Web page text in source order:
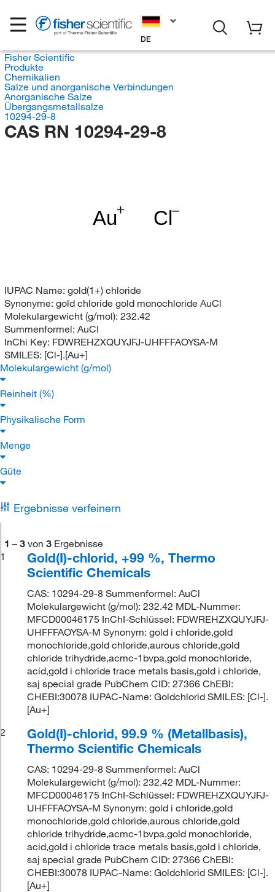
DE
Fisher Scientific
Produkte
Chemikalien
Salze und anorganische Verbindungen
Anorganische Salze
Übergangsmetallsalze
10294-29-8
CAS RN 10294-29-8
Cl
Au
IUPAC Name: gold(1+) chloride
Synonyme: gold chloride gold monochloride AuCl
Molekulargewicht (g/mol): 232.42
Summenformel: AuCl
InChi Key: FDWREHZXQUYJFJ-UHFFFAOYSA-M
SMILES: [Cl-].[Au+]
Molekulargewicht (g/mol)
Reinheit (%)
Physikalische Form
Menge
Güte
Ergebnisse verfeinern
1 – 3 von 3 Ergebnisse
1
Gold(I)-chlorid, +99 %, Thermo
Scientific Chemicals
CAS: 10294-29-8 Summenformel: AuCl
Molekulargewicht (g/mol): 232.42 MDL-Nummer:
MFCD00046175 InChI-Schlüssel: FDWREHZXQUYJFJ-
UHFFFAOYSA-M Synonym: gold i chloride,gold
monochloride,gold chloride,aurous chloride,gold
chloride trihydride,acmc-1bvpa,gold monochloride,
acid,gold i chloride trace metals basis,gold i chloride,
saj special grade PubChem CID: 27366 ChEBI:
CHEBI:30078 IUPAC-Name: Goldchlorid SMILES: [Cl-].
[Au+]
2
Gold(I)-chlorid, 99.9 % (Metallbasis),
Thermo Scientific Chemicals
CAS: 10294-29-8 Summenformel: AuCl
Molekulargewicht (g/mol): 232.42 MDL-Nummer:
MFCD00046175 InChI-Schlüssel: FDWREHZXQUYJFJ-
UHFFFAOYSA-M Synonym: gold i chloride,gold
monochloride,gold chloride,aurous chloride,gold
chloride trihydride,acmc-1bvpa,gold monochloride,
acid,gold i chloride trace metals basis,gold i chloride,
saj special grade PubChem CID: 27366 ChEBI:
CHEBI:30078 IUPAC-Name: Goldchlorid SMILES: [Cl-].
[Au+]